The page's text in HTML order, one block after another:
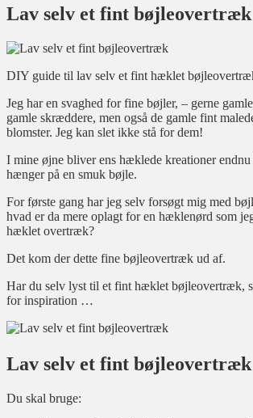
Lav selv et fint bøjleovertræk
DIY guide til lav selv et fint hæklet
Jeg har en svaghed for fine bøjler, – gerne
gamle skræddere, men også de gamle fint
blomster. Jeg kan slet ikke stå for dem!
I mine øjne bliver ens hæklede kreationer endnu
hænger på en smuk bøjle.
For første gang har jeg selv forsøgt mig med
hvad er da mere oplagt for en hæklenørd som
hæklet overtræk?
Det kom der dette fine bøjleovertræk ud af.
Har du selv lyst til et fint hæklet bøjleovertræk,
for inspiration …
Lav selv et fint bøjleovertræk
Du skal bruge: